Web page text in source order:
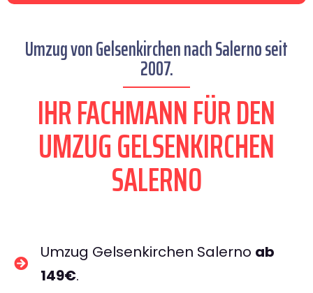
Umzug von Gelsenkirchen nach Salerno seit
2007.
IHR FACHMANN FÜR DEN
UMZUG GELSENKIRCHEN
SALERNO
Umzug Gelsenkirchen Salerno ab
149€.